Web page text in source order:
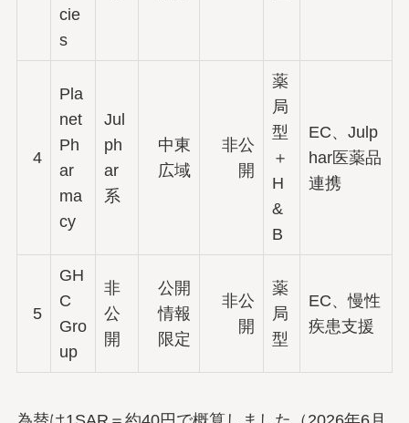
cie
s
4
Pla
net
Ph
ar
ma
cy
Jul
ph
ar
系
中東
広域
非公
開
薬
局
型
＋
H
&
B
EC、Julp
har医薬品
連携
5
GH
C
Gro
up
非
公
開
公開
情報
限定
非公
開
薬
局
型
EC、慢性
疾患支援